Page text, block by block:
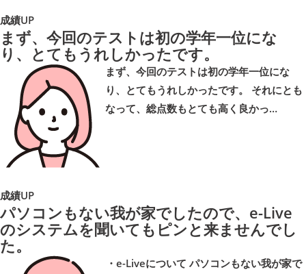
成績UP
まず、今回のテストは初の学年一位にな
り、とてもうれしかったです。
まず、今回のテストは初の学年一位にな
り、とてもうれしかったです。 それにとも
なって、総点数もとても高く良かっ…
成績UP
パソコンもない我が家でしたので、e-Live
のシステムを聞いてもピンと来ませんでし
た。
・e-Liveについて パソコンもない我が家で